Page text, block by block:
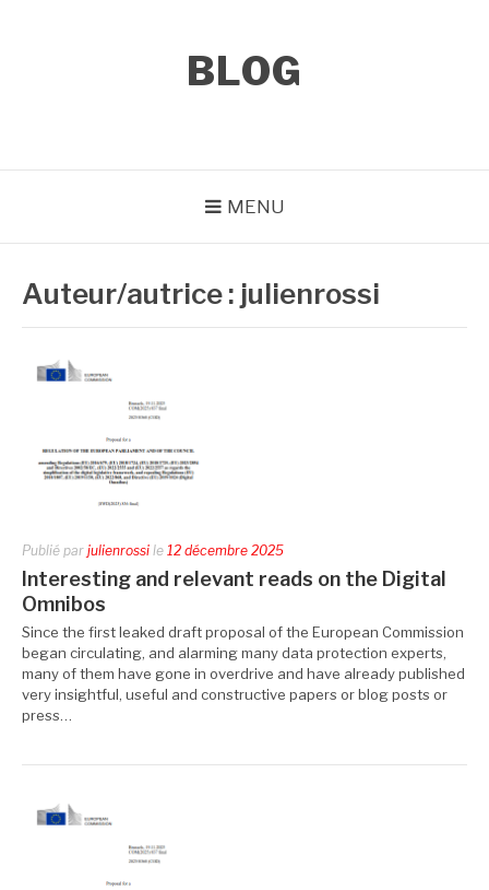
BLOG
MENU
Auteur/autrice : julienrossi
Publié par julienrossi le 12 décembre 2025
Interesting and relevant reads on the Digital
Omnibos
Since the first leaked draft proposal of the European Commission
began circulating, and alarming many data protection experts,
many of them have gone in overdrive and have already published
very insightful, useful and constructive papers or blog posts or
press…